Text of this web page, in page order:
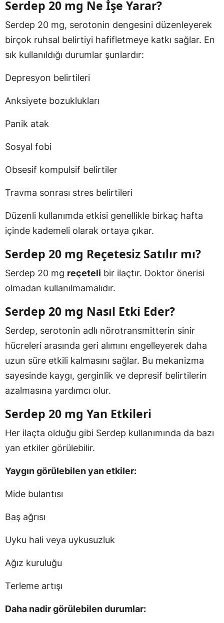
Serdep 20 mg Ne İşe Yarar?
Serdep 20 mg, serotonin dengesini düzenleyerek
birçok ruhsal belirtiyi hafifletmeye katkı sağlar. En
sık kullanıldığı durumlar şunlardır:
Depresyon belirtileri
Anksiyete bozuklukları
Panik atak
Sosyal fobi
Obsesif kompulsif belirtiler
Travma sonrası stres belirtileri
Düzenli kullanımda etkisi genellikle birkaç hafta
içinde kademeli olarak ortaya çıkar.
Serdep 20 mg Reçetesiz Satılır mı?
Serdep 20 mg reçeteli bir ilaçtır. Doktor önerisi
olmadan kullanılmamalıdır.
Serdep 20 mg Nasıl Etki Eder?
Serdep, serotonin adlı nörotransmitterin sinir
hücreleri arasında geri alımını engelleyerek daha
uzun süre etkili kalmasını sağlar. Bu mekanizma
sayesinde kaygı, gerginlik ve depresif belirtilerin
azalmasına yardımcı olur.
Serdep 20 mg Yan Etkileri
Her ilaçta olduğu gibi Serdep kullanımında da bazı
yan etkiler görülebilir.
Yaygın görülebilen yan etkiler:
Mide bulantısı
Baş ağrısı
Uyku hali veya uykusuzluk
Ağız kuruluğu
Terleme artışı
Daha nadir görülebilen durumlar: